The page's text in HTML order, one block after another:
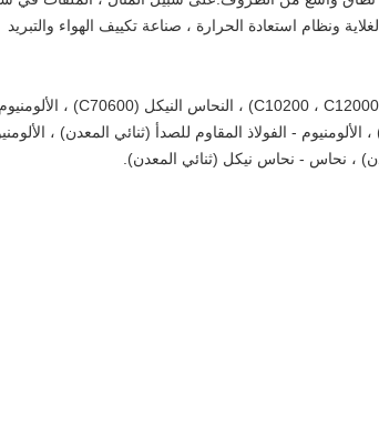
ونظام استعادة الحرارة ، صناعة تكييف الهواء والتبريد
تغطي المواد الخاصة بأنبوب الزعانف لدينا النحاس (C10200 ، C12000 ، C12200) ، النحاس النيكل (C70600) ، الألومنيوم
الألومنيوم - الفولاذ المقاوم للصدأ (ثنائي المعدن) ،
، نحاس - نحاس نيكل (ثنائي المعدن).